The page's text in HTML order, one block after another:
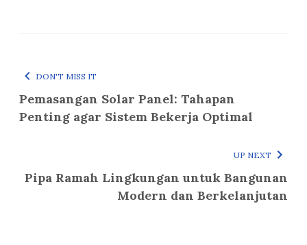
DON'T MISS IT
Pemasangan Solar Panel: Tahapan
Penting agar Sistem Bekerja Optimal
UP NEXT
Pipa Ramah Lingkungan untuk Bangunan
Modern dan Berkelanjutan